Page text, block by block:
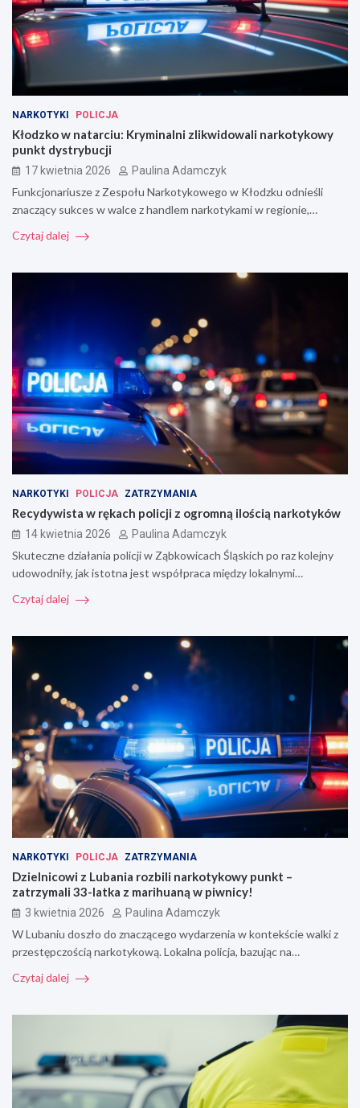
NARKOTYKI POLICJA
Kłodzko w natarciu: Kryminalni zlikwidowali narkotykowy
punkt dystrybucji
17 kwietnia 2026 Paulina Adamczyk
Funkcjonariusze z Zespołu Narkotykowego w Kłodzku odnieśli
znaczący sukces w walce z handlem narkotykami w regionie,…
Czytaj dalej
NARKOTYKI POLICJA ZATRZYMANIA
Recydywista w rękach policji z ogromną ilością narkotyków
14 kwietnia 2026 Paulina Adamczyk
Skuteczne działania policji w Ząbkowicach Śląskich po raz kolejny
udowodniły, jak istotna jest współpraca między lokalnymi…
Czytaj dalej
NARKOTYKI POLICJA ZATRZYMANIA
Dzielnicowi z Lubania rozbili narkotykowy punkt –
zatrzymali 33-latka z marihuaną w piwnicy!
3 kwietnia 2026 Paulina Adamczyk
W Lubaniu doszło do znaczącego wydarzenia w kontekście walki z
przestępczością narkotykową. Lokalna policja, bazując na…
Czytaj dalej